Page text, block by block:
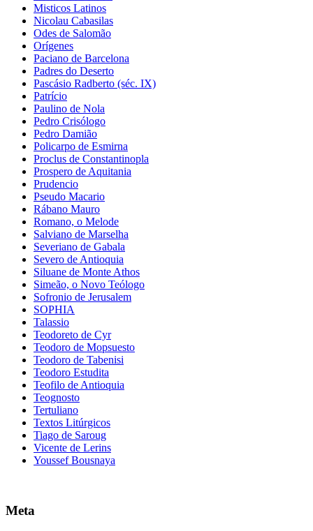
Misticos Latinos
Nicolau Cabasilas
Odes de Salomão
Orígenes
Paciano de Barcelona
Padres do Deserto
Pascásio Radberto (séc. IX)
Patrício
Paulino de Nola
Pedro Crisólogo
Pedro Damião
Policarpo de Esmirna
Proclus de Constantinopla
Prospero de Aquitania
Prudencio
Pseudo Macario
Rábano Mauro
Romano, o Melode
Salviano de Marselha
Severiano de Gabala
Severo de Antioquia
Siluane de Monte Athos
Simeão, o Novo Teólogo
Sofronio de Jerusalem
SOPHIA
Talassio
Teodoreto de Cyr
Teodoro de Mopsuesto
Teodoro de Tabenisi
Teodoro Estudita
Teofilo de Antioquia
Teognosto
Tertuliano
Textos Litúrgicos
Tiago de Saroug
Vicente de Lerins
Youssef Bousnaya
Meta